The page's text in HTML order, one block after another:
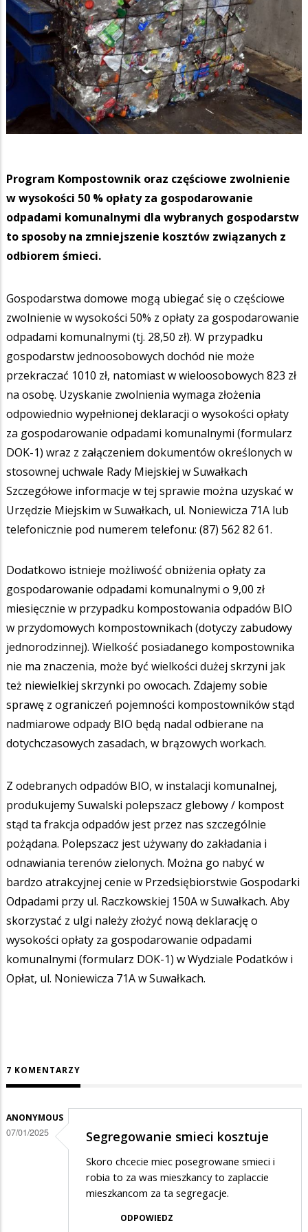
Program Kompostownik oraz częściowe zwolnienie
w wysokości 50 % opłaty za gospodarowanie
odpadami komunalnymi dla wybranych gospodarstw
to sposoby na zmniejszenie kosztów związanych z
odbiorem śmieci.
Gospodarstwa domowe mogą ubiegać się o częściowe
zwolnienie w wysokości 50% z opłaty za gospodarowanie
odpadami komunalnymi (tj. 28,50 zł). W przypadku
gospodarstw jednoosobowych dochód nie może
przekraczać 1010 zł, natomiast w wieloosobowych 823 zł
na osobę. Uzyskanie zwolnienia wymaga złożenia
odpowiednio wypełnionej deklaracji o wysokości opłaty
za gospodarowanie odpadami komunalnymi (formularz
DOK-1) wraz z załączeniem dokumentów określonych w
stosownej uchwale Rady Miejskiej w Suwałkach
Szczegółowe informacje w tej sprawie można uzyskać w
Urzędzie Miejskim w Suwałkach, ul. Noniewicza 71A lub
telefonicznie pod numerem telefonu: (87) 562 82 61.
Dodatkowo istnieje możliwość obniżenia opłaty za
gospodarowanie odpadami komunalnymi o 9,00 zł
miesięcznie w przypadku kompostowania odpadów BIO
w przydomowych kompostownikach (dotyczy zabudowy
jednorodzinnej). Wielkość posiadanego kompostownika
nie ma znaczenia, może być wielkości dużej skrzyni jak
też niewielkiej skrzynki po owocach. Zdajemy sobie
sprawę z ograniczeń pojemności kompostowników stąd
nadmiarowe odpady BIO będą nadal odbierane na
dotychczasowych zasadach, w brązowych workach.
Z odebranych odpadów BIO, w instalacji komunalnej,
produkujemy Suwalski polepszacz glebowy / kompost
stąd ta frakcja odpadów jest przez nas szczególnie
pożądana. Polepszacz jest używany do zakładania i
odnawiania terenów zielonych. Można go nabyć w
bardzo atrakcyjnej cenie w Przedsiębiorstwie Gospodarki
Odpadami przy ul. Raczkowskiej 150A w Suwałkach. Aby
skorzystać z ulgi należy złożyć nową deklarację o
wysokości opłaty za gospodarowanie odpadami
komunalnymi (formularz DOK-1) w Wydziale Podatków i
Opłat, ul. Noniewicza 71A w Suwałkach.
7 KOMENTARZY
ANONYMOUS
07/01/2025 Segregowanie smieci kosztuje
Skoro chcecie miec posegrowane smieci i
robia to za was mieszkancy to zaplaccie
mieszkancom za ta segregacje.
ODPOWIEDZ